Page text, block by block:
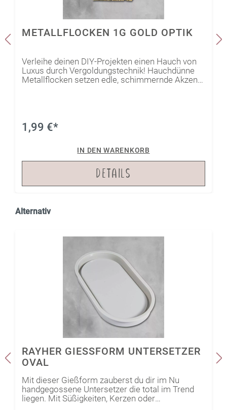
METALLFLOCKEN 1G GOLD OPTIK
Verleihe deinen DIY-Projekten einen Hauch von
Luxus durch Vergoldungstechnik! Hauchdünne
Metallflocken setzen edle, schimmernde Akzente
1,99 €*
IN DEN WARENKORB
DETAILS
Alternativ
RAYHER GIESSFORM UNTERSETZER O
VAL
Mit dieser Gießform zauberst du dir im Nu
handgegossene Untersetzer die total im Trend
liegen. Mit Süßigkeiten, Kerzen oder